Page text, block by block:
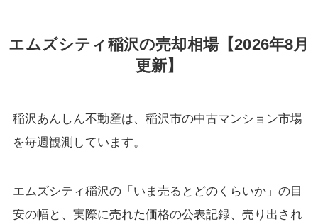
エムズシティ稲沢の売却相場【2026年8月
更新】
稲沢あんしん不動産は、稲沢市の中古マンション市場
を毎週観測しています。
エムズシティ稲沢の「いま売るとどのくらいか」の目
安の幅と、実際に売れた価格の公表記録、売り出され